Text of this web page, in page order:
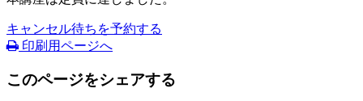
キャンセル待ちを予約する
印刷用ページへ
このページをシェアする